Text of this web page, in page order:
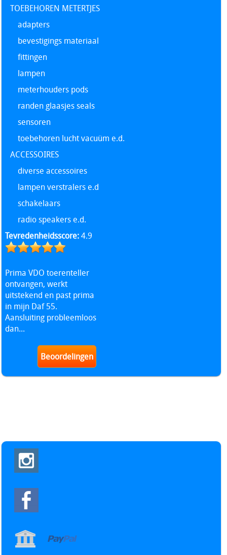
TOEBEHOREN METERTJES
adapters
bevestigings materiaal
fittingen
lampen
meterhouders pods
randen glaasjes seals
sensoren
toebehoren lucht vacuüm e.d.
ACCESSOIRES
diverse accessoires
lampen verstralers e.d
schakelaars
radio speakers e.d.
Tevredenheidsscore:4.9
Prima VDO toerenteller
ontvangen, werkt
uitstekend en past prima
in mijn Daf 55.
Aansluiting probleemloos
dan...
Beoordelingen